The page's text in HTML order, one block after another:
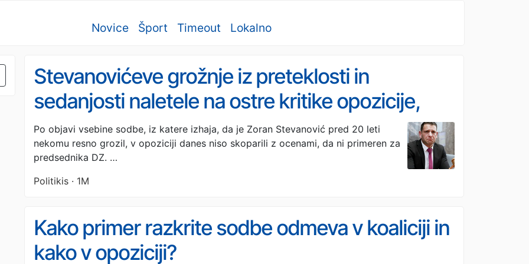
Novice Šport Timeout Lokalno
Stevanovićeve grožnje iz preteklosti in
sedanjosti naletele na ostre kritike opozicije,
Mesec je predsednika državnega zbora označil
za goljufa in gangsterja
Po objavi vsebine sodbe, iz katere izhaja, da je Zoran Stevanović pred 20 leti
nekomu resno grozil, v opoziciji danes niso skoparili z ocenami, da ni primeren za
predsednika DZ. …
Politikis · 1M
Kako primer razkrite sodbe odmeva v koaliciji in
kako v opoziciji?